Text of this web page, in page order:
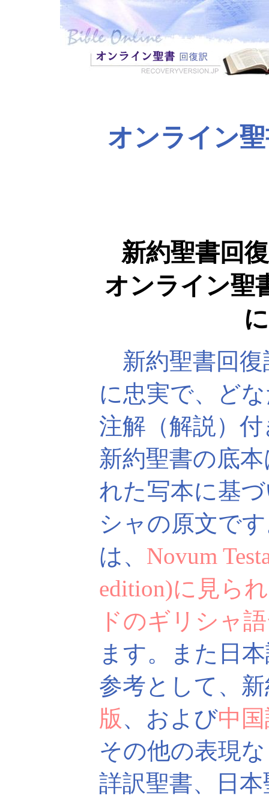
オンライン
新約聖書回
オンライン聖
新約聖書回復
に忠実で、ど
注解（解説）
新約聖書の底
れた写本に基
シャの原文で
は、 Novum
edition)に見ら
ドのギリシャ
ます。また日
参考として、
版、および中
その他の表現
詳訳聖書、日